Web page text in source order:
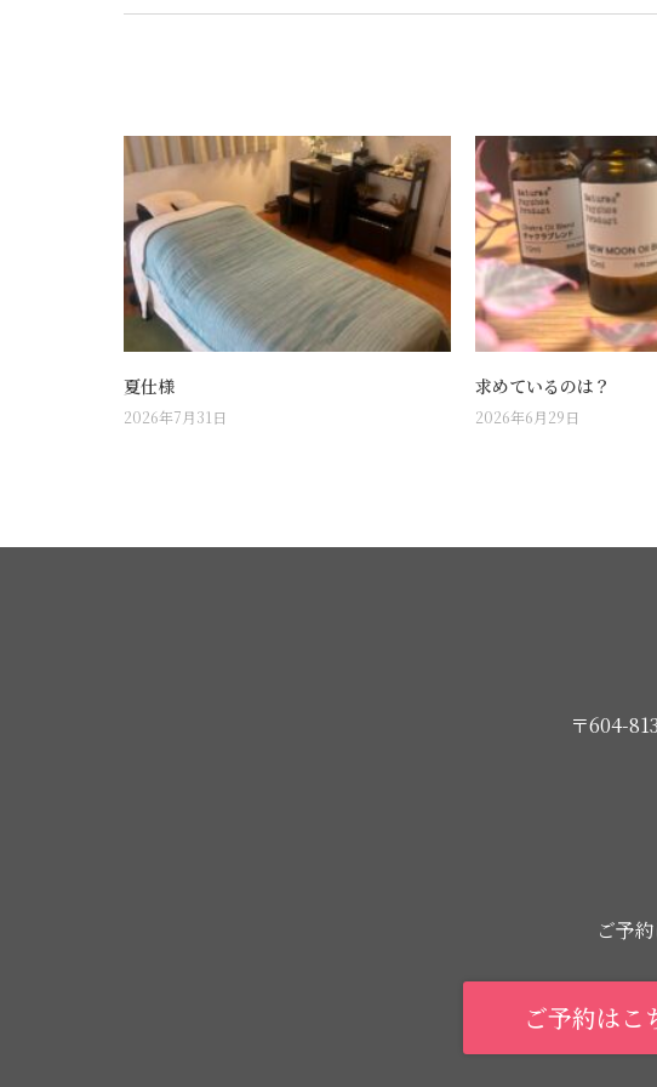
夏仕様
2026年7月31日
求めているのは？
2026年6月29日
〒604-
ご予
ご予約はこ